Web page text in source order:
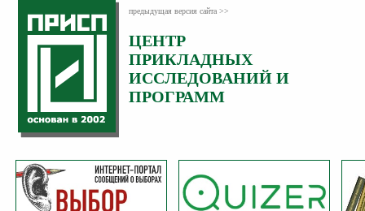
предыдущая версия сайта >>
ЦЕНТР
ПРИКЛАДНЫХ
ИССЛЕДОВАНИЙ И
ПРОГРАММ
Категория:
Аналитика